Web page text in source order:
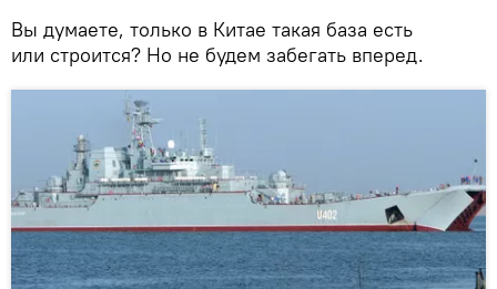
Вы думаете, только в Китае такая база есть
или строится? Но не будем забегать вперед.